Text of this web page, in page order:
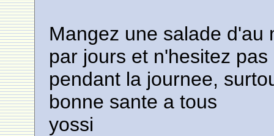
Mangez une salade d'au
par jours et n'hesitez
pendant la journee,
bonne sante a tous
yossi